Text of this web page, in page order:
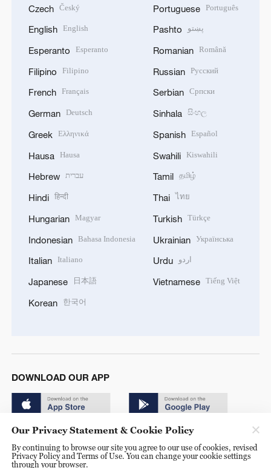
Czech Český
English English
Esperanto Esperanto
Filipino Filipino
French Français
German Deutsch
Greek Ελληνικά
Hausa Hausa
Hebrew עברית
Hindi हिन्दी
Hungarian Magyar
Indonesian Bahasa Indonesia
Italian Italiano
Japanese 日本語
Korean 한국어
Portuguese Português
Pashto پښتو
Romanian Română
Russian Русский
Serbian Српски
Sinhala සිංහල
Spanish Español
Swahili Kiswahili
Tamil தமிழ்
Thai ไทย
Turkish Türkçe
Ukrainian Українська
Urdu اردو
Vietnamese Tiếng Việt
DOWNLOAD OUR APP
Our Privacy Statement & Cookie Policy
By continuing to browse our site you agree to our use of cookies, revised
Privacy Policy and Terms of Use. You can change your cookie settings
through your browser.